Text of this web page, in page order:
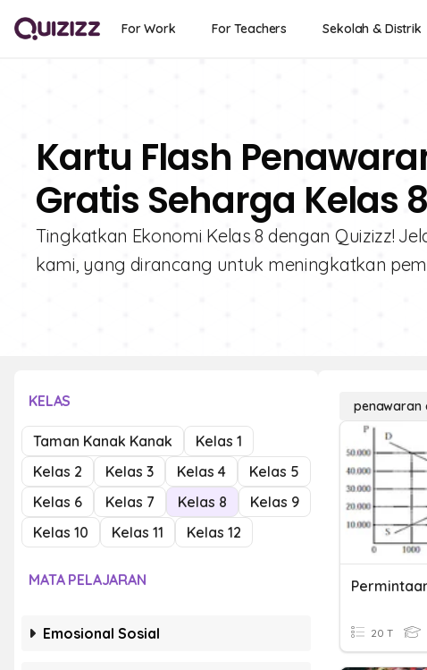
For Work For Teachers Sekolah & Distrik
Kartu Flash
Gratis Seharga Kelas 8
Tingkatkan Ekonomi Kelas 8 dengan Quizizz!
kami, yang dirancang untuk meningkatkan
KELAS
Taman Kanak Kanak
Kelas 1
Kelas 2
Kelas 3 Kelas 4
Kelas 5
Kelas 6
Kelas 7 Kelas 8
Kelas 9
Kelas 10
Kelas 11 Kelas 12
MATA PELAJARAN
Emosional Sosial
penawaran
20 T